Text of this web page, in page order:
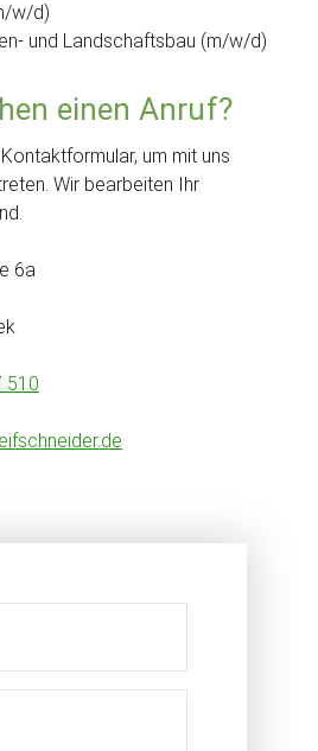
w/d)
und Landschaftsbau (m/w/d)
einen Anruf?
um mit uns
Wir bearbeiten Ihr
6a
510